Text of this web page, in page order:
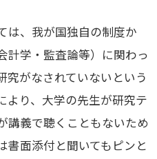
は、我が国独自の制度か
計学・監査論等）に関わっ
究がなされていないという
より、大学の先生が研究テ
講義で聴くこともないため
書面添付と聞いてもピンと